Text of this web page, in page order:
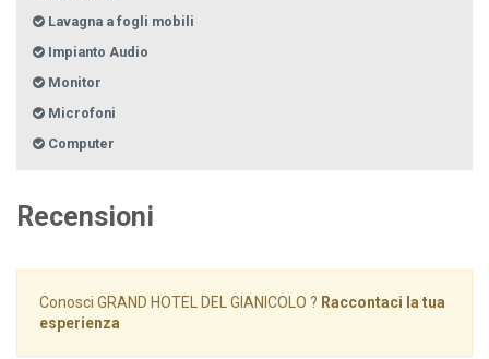
Lavagna a fogli mobili
Impianto Audio
Monitor
Microfoni
Computer
Recensioni
Conosci GRAND HOTEL DEL GIANICOLO ? Raccontaci la tua
esperienza